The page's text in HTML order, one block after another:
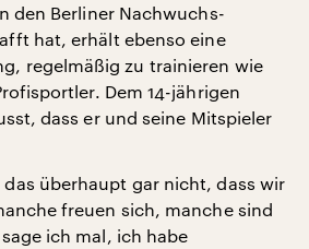
den Berliner Nachwuchs-
hat, erhält ebenso eine
regelmäßig zu trainieren wie
Dem 14-jährigen
dass er und seine Mitspieler
das überhaupt gar nicht, dass wir
freuen sich, manche sind
ich mal, ich habe